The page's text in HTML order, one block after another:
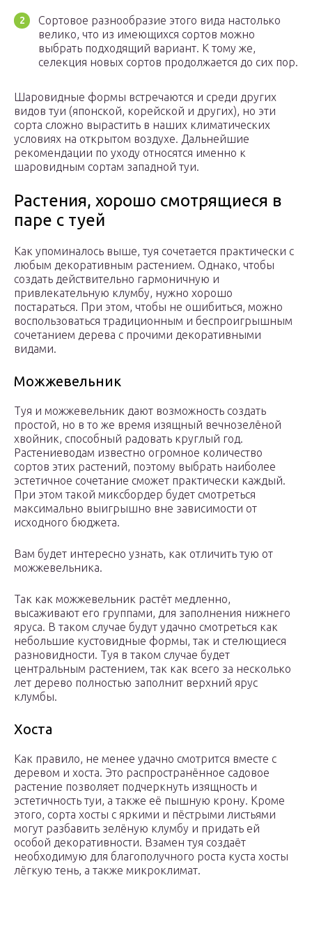
Сортовое разнообразие этого вида настолько
велико, что из имеющихся сортов можно
выбрать подходящий вариант. К тому же,
селекция новых сортов продолжается до сих пор.
Шаровидные формы встречаются и среди других
видов туи (японской, корейской и других), но эти
сорта сложно вырастить в наших климатических
условиях на открытом воздухе. Дальнейшие
рекомендации по уходу относятся именно к
шаровидным сортам западной туи.
Растения, хорошо смотрящиеся в
паре с туей
Как упоминалось выше, туя сочетается практически с
любым декоративным растением. Однако, чтобы
создать действительно гармоничную и
привлекательную клумбу, нужно хорошо
постараться. При этом, чтобы не ошибиться, можно
воспользоваться традиционным и беспроигрышным
сочетанием дерева с прочими декоративными
видами.
Можжевельник
Туя и можжевельник дают возможность создать
простой, но в то же время изящный вечнозелёной
хвойник, способный радовать круглый год.
Растениеводам известно огромное количество
сортов этих растений, поэтому выбрать наиболее
эстетичное сочетание сможет практически каждый.
При этом такой миксбордер будет смотреться
максимально выигрышно вне зависимости от
исходного бюджета.
Вам будет интересно узнать, как отличить тую от
можжевельника.
Так как можжевельник растёт медленно,
высаживают его группами, для заполнения нижнего
яруса. В таком случае будут удачно смотреться как
небольшие кустовидные формы, так и стелющиеся
разновидности. Туя в таком случае будет
центральным растением, так как всего за несколько
лет дерево полностью заполнит верхний ярус
клумбы.
Хоста
Как правило, не менее удачно смотрится вместе с
деревом и хоста. Это распространённое садовое
растение позволяет подчеркнуть изящность и
эстетичность туи, а также её пышную крону. Кроме
этого, сорта хосты с яркими и пёстрыми листьями
могут разбавить зелёную клумбу и придать ей
особой декоративности. Взамен туя создаёт
необходимую для благополучного роста куста хосты
лёгкую тень, а также микроклимат.